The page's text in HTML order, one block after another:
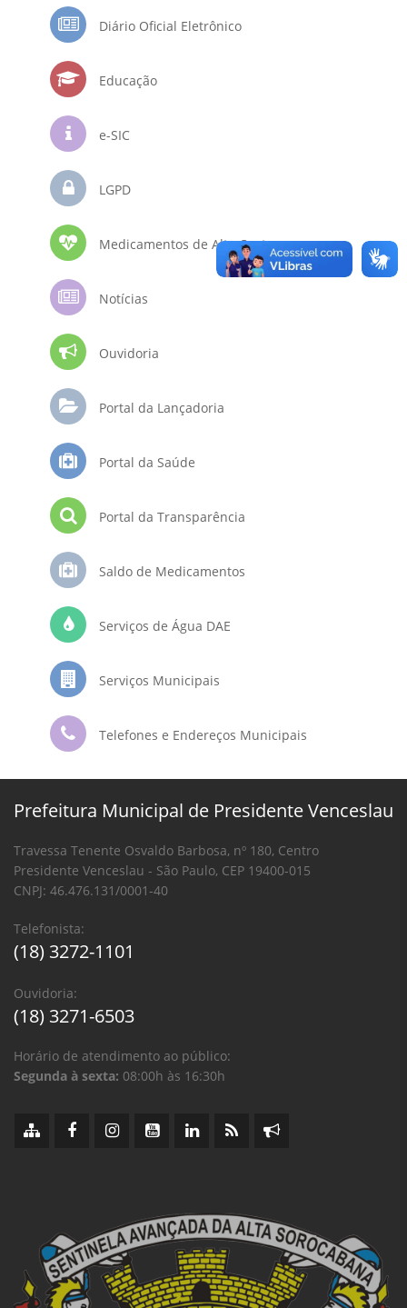
Diário Oficial Eletrônico
Educação
e-SIC
LGPD
Medicamentos de Alto Custo
Notícias
Ouvidoria
Portal da Lançadoria
Portal da Saúde
Portal da Transparência
Saldo de Medicamentos
Serviços de Água DAE
Serviços Municipais
Telefones e Endereços Municipais
Prefeitura Municipal de Presidente Venceslau
Travessa Tenente Osvaldo Barbosa, nº 180, Centro
Presidente Venceslau - São Paulo, CEP 19400-015
CNPJ: 46.476.131/0001-40
Telefonista:
(18) 3272-1101
Ouvidoria:
(18) 3271-6503
Horário de atendimento ao público:
Segunda à sexta: 08:00h às 16:30h